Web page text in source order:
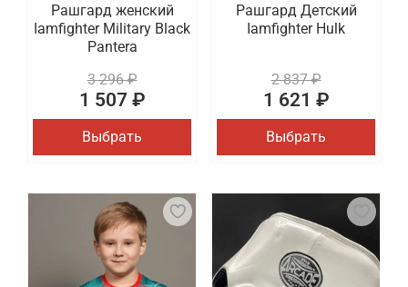
Рашгард женский
Iamfighter Military Black
Pantera
3 296 ₽
1 507 ₽
Выбрать
Рашгард Детский
Iamfighter Hulk
2 837 ₽
1 621 ₽
Выбрать